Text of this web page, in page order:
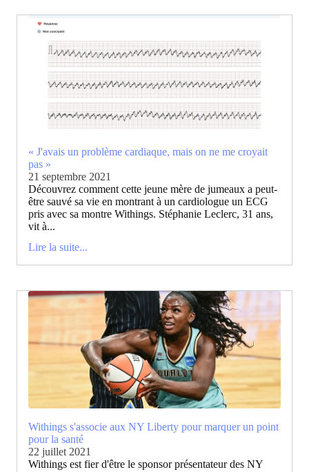
« J'avais un problème cardiaque, mais on ne me croyait
pas »
21 septembre 2021
Découvrez comment cette jeune mère de jumeaux a peut-
être sauvé sa vie en montrant à un cardiologue un ECG
pris avec sa montre Withings. Stéphanie Leclerc, 31 ans,
vit à...
Lire la suite...
Withings s'associe aux NY Liberty pour marquer un point
pour la santé
22 juillet 2021
Withings est fier d'être le sponsor présentateur des NY